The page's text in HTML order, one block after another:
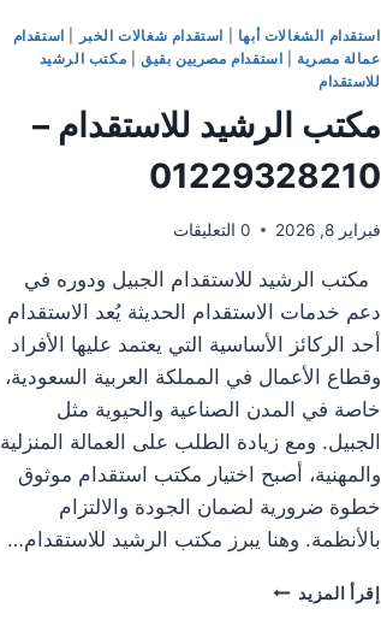
استقدام الشغالات أبها استقدام شغالات الخبر
استقدام
عمالة مصرية
استقدام مصريين بقيق
مكتب الرشيد
للاستقدام
مكتب الرشيد للاستقدام –
01229328210
فبراير 8, 2026 0 التعليقات
مكتب الرشيد للاستقدام الجبيل ودوره في
دعم خدمات الاستقدام الحديثة يُعد الاستقدام
أحد الركائز الأساسية التي يعتمد عليها الأفراد
وقطاع الأعمال في المملكة العربية السعودية،
خاصة في المدن الصناعية والحيوية مثل
الجبيل. ومع زيادة الطلب على العمالة المنزلية
والمهنية، أصبح اختيار مكتب استقدام موثوق
خطوة ضرورية لضمان الجودة والالتزام
بالأنظمة. وهنا يبرز مكتب الرشيد للاستقدام…
إقرأ المزيد